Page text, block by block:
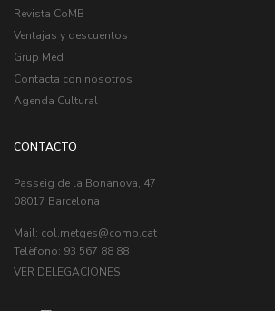
Revista CoMB
Ventajas y descuentos
Grup Med
Contacta con nosotros
Agenda Cultural
CONTACTO
Passeig de la Bonanova, 47
08017 Barcelona
Mail: col.metges
Telèfono: 93 567 88 88
VER DELEGACIONES